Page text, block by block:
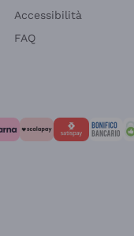
Accessibilità
FAQ